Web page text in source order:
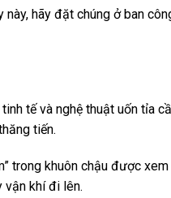
này, hãy đặt chúng ở ban
tế và nghệ thuật uốn tỉa
tiến.
trong khuôn chậu được
vận khí đi lên.